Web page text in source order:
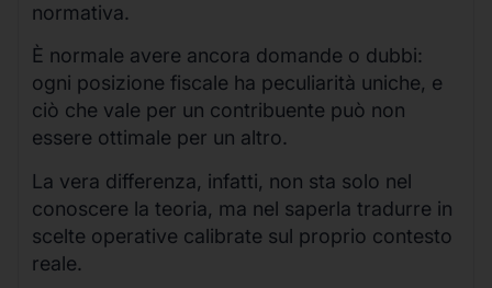
normativa.
È normale avere ancora domande o dubbi:
ogni posizione fiscale ha peculiarità uniche, e
ciò che vale per un contribuente può non
essere ottimale per un altro.
La vera differenza, infatti, non sta solo nel
conoscere la teoria, ma nel saperla tradurre in
scelte operative calibrate sul proprio contesto
reale.